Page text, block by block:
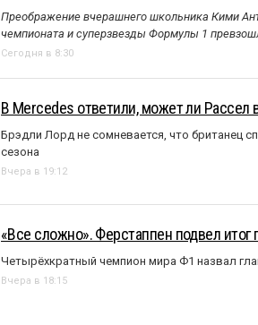
Преображение вчерашнего школьника Кими
чемпионата и суперзвезды Формулы 1
Сегодня в 8:30
В Mercedes ответили, может ли Рассел
Брэдли Лорд не сомневается, что британец
сезона
Вчера в 19:12
«Все сложно». Ферстаппен подвел
Четырёхкратный чемпион мира Ф1 назвал
Вчера в 18:15